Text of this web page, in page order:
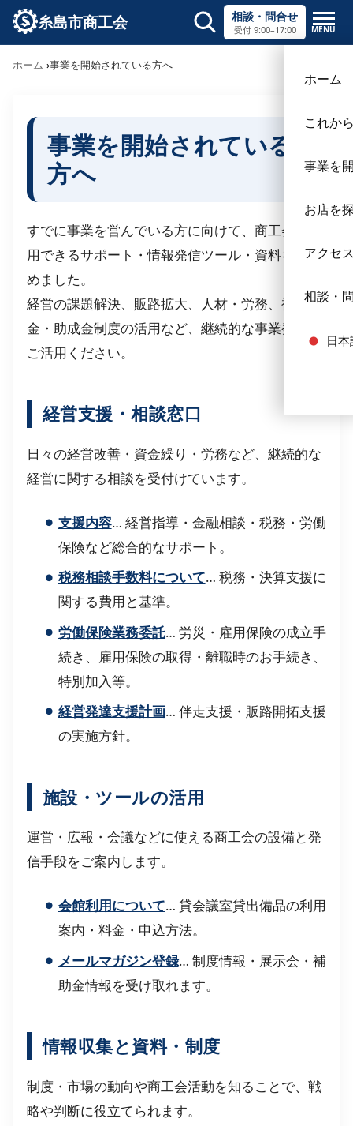
糸島市商工会 相談・問合せ
受付 9:00–17:00 MENU
サイト内検索
ホーム
これか
事業を
お店を
アクセ
相談・
日
ホーム 事業を開始されている方へ
事業を開始されている
方へ
すでに事業を営んでいる方に向けて、商工会で利
用できるサポート・情報発信ツール・資料をまと
めました。
経営の課題解決、販路拡大、人材・労務、補助
金・助成金制度の活用など、継続的な事業発展に
ご活用ください。
経営支援・相談窓口
日々の経営改善・資金繰り・労務など、継続的な
経営に関する相談を受付けています。
支援内容… 経営指導・金融相談・税務・労働
保険など総合的なサポート。
税務相談手数料について… 税務・決算支援に
関する費用と基準。
労働保険業務委託… 労災・雇用保険の成立手
続き、雇用保険の取得・離職時のお手続き、
特別加入等。
経営発達支援計画… 伴走支援・販路開拓支援
の実施方針。
施設・ツールの活用
運営・広報・会議などに使える商工会の設備と発
信手段をご案内します。
会館利用について… 貸会議室貸出備品の利用
案内・料金・申込方法。
メールマガジン登録… 制度情報・展示会・補
助金情報を受け取れます。
情報収集と資料・制度
制度・市場の動向や商工会活動を知ることで、戦
略や判断に役立てられます。